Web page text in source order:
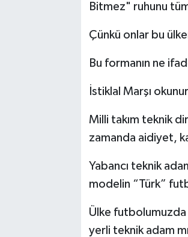
Bitmez" ruhunu
Çünkü onlar bu
Bu formanın ne
İstiklal Marşı
Milli takım teknik
zamanda aidiyet,
Yabancı teknik
modelin “Türk”
Ülke futbolumuzda
yerli teknik adam